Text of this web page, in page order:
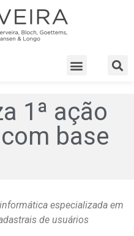
1ª ação
base
especializada em
de usuários